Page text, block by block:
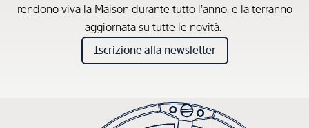
rendono viva la Maison durante tutto l’anno, e la terranno
aggiornata su tutte le novità.
Iscrizione alla newsletter